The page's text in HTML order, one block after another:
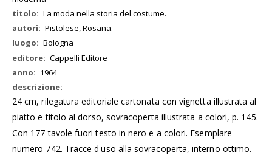
La moda nella storia del costume.
Pistolese, Rosana.
Bologna
Cappelli Editore
1964
24 cm, rilegatura editoriale cartonata con vignetta illustrata al
piatto e titolo al dorso, sovracoperta illustrata a colori, p. 145.
Con 177 tavole fuori testo in nero e a colori. Esemplare
numero 742. Tracce d'uso alla sovracoperta, interno ottimo.